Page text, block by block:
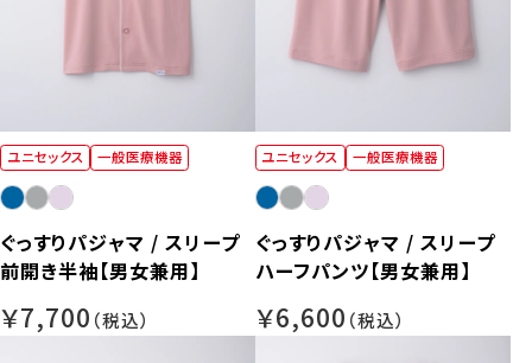
ユニセックス 一般医療機器
ぐっすりパジャマ / スリープ
前開き半袖【男女兼用】
￥7,700
ユニセックス 一般医療機器
ぐっすりパジャマ / スリープ
ハーフパンツ【男女兼用】
￥6,600